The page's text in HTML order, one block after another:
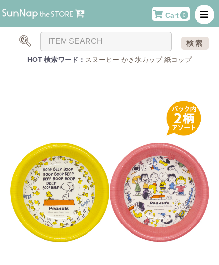
Cart 0
検索
HOT 検索ワード： スヌーピー かき氷カップ 紙コップ